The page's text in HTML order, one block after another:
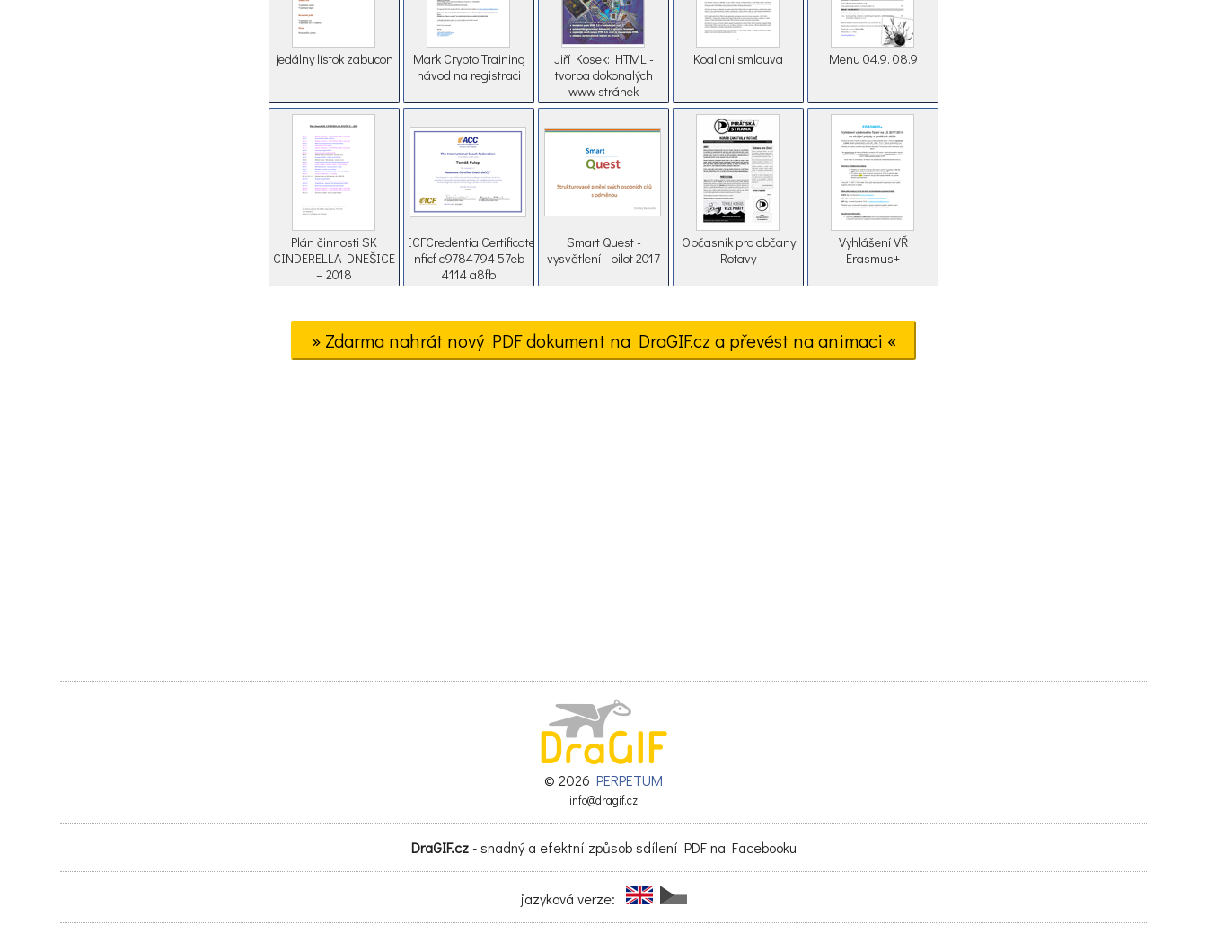
jedálny lístok zabucon
Mark Crypto Training
návod na registraci
Jiří Kosek: HTML -
tvorba dokonalých
www stránek
Koalicni smlouva Menu 04.9. 08.9
Plán činnosti SK
CINDERELLA DNEŠICE
– 2018
ICFCredentialCertificate
nficf c9784794 57eb
4114 a8fb
b08313a6c8287162018
Smart Quest -
vysvětlení - pilot 2017
Občasník pro občany
Rotavy
Vyhlášení VŘ
Erasmus+
» Zdarma nahrát nový PDF dokument na DraGIF.cz a převést na animaci «
© 2026 PERPETUM
info@dragif.cz
DraGIF.cz- snadný a efektní způsob sdílení PDF na Facebooku
jazyková verze: